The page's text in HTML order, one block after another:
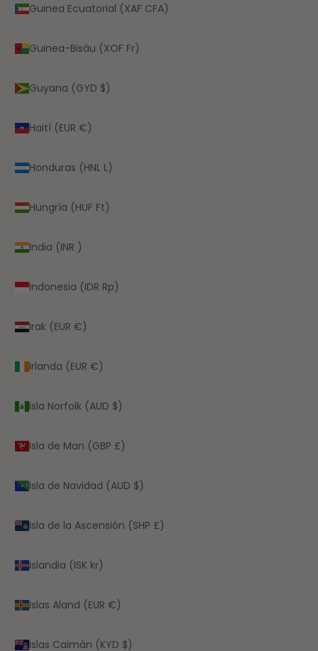
Guinea Ecuatorial (XAF CFA)
Guinea-Bisáu (XOF Fr)
Guyana (GYD $)
Haití (EUR €)
Honduras (HNL L)
Hungría (HUF Ft)
India (INR ₹)
Indonesia (IDR Rp)
Irak (EUR €)
Irlanda (EUR €)
Isla Norfolk (AUD $)
Isla de Man (GBP £)
Isla de Navidad (AUD $)
Isla de la Ascensión (SHP £)
Islandia (ISK kr)
Islas Aland (EUR €)
Islas Caimán (KYD $)